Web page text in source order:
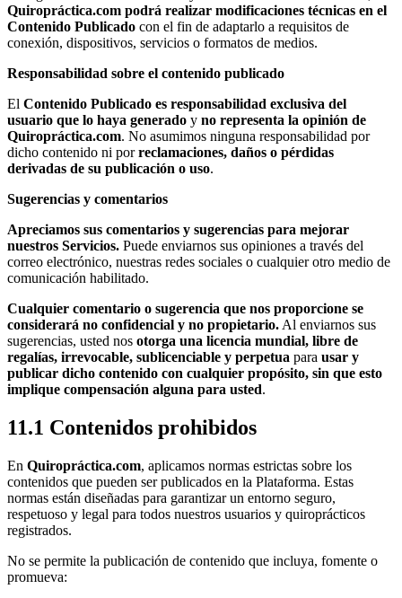
Quiropráctica.com podrá realizar modificaciones técnicas en el
Contenido Publicado con el fin de adaptarlo a requisitos de
conexión, dispositivos, servicios o formatos de medios.
Responsabilidad sobre el contenido publicado
El Contenido Publicado es responsabilidad exclusiva del
usuario que lo haya generado y no representa la opinión de
Quiropráctica.com. No asumimos ninguna responsabilidad por
dicho contenido ni por reclamaciones, daños o pérdidas
derivadas de su publicación o uso.
Sugerencias y comentarios
Apreciamos sus comentarios y sugerencias para mejorar
nuestros Servicios. Puede enviarnos sus opiniones a través del
correo electrónico, nuestras redes sociales o cualquier otro medio de
comunicación habilitado.
Cualquier comentario o sugerencia que nos proporcione se
considerará no confidencial y no propietario. Al enviarnos sus
sugerencias, usted nos otorga una licencia mundial, libre de
regalías, irrevocable, sublicenciable y perpetua para usar y
publicar dicho contenido con cualquier propósito, sin que esto
implique compensación alguna para usted.
11.1 Contenidos prohibidos
En Quiropráctica.com, aplicamos normas estrictas sobre los
contenidos que pueden ser publicados en la Plataforma. Estas
normas están diseñadas para garantizar un entorno seguro,
respetuoso y legal para todos nuestros usuarios y quiroprácticos
registrados.
No se permite la publicación de contenido que incluya, fomente o
promueva: